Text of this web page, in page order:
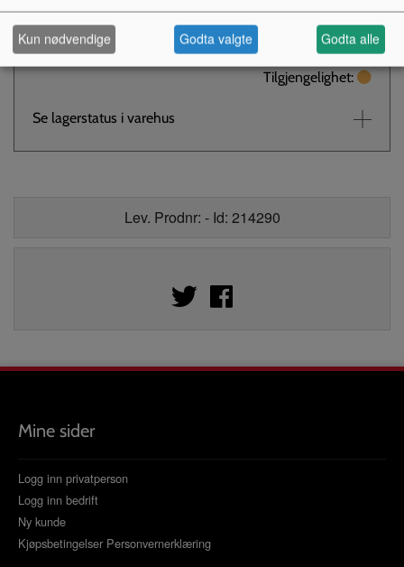
KJØP
Tilgjengelighet:
Se lagerstatus i varehus
Lev. Prodnr: - Id: 214290
Mine sider
Logg inn privatperson
Logg inn bedrift
Ny kunde
Kjøpsbetingelser Personvernerklæring
Kun nødvendige Godta valgte Godta alle